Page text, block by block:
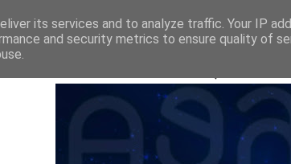
its services and to analyze traffic. Your IP
and security metrics to ensure quality of